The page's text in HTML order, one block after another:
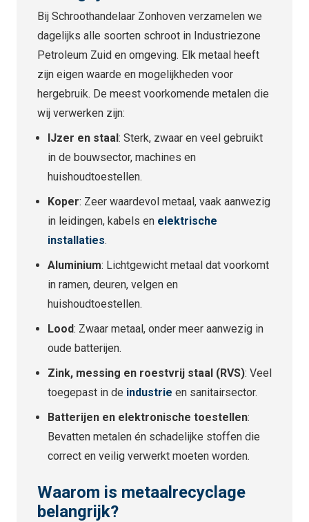
Bij Schroothandelaar Zonhoven verzamelen we
dagelijks alle soorten schroot in Industriezone
Petroleum Zuid en omgeving. Elk metaal heeft
zijn eigen waarde en mogelijkheden voor
hergebruik. De meest voorkomende metalen die
wij verwerken zijn:
IJzer en staal: Sterk, zwaar en veel gebruikt
in de bouwsector, machines en
huishoudtoestellen.
Koper: Zeer waardevol metaal, vaak aanwezig
in leidingen, kabels en elektrische
installaties.
Aluminium: Lichtgewicht metaal dat voorkomt
in ramen, deuren, velgen en
huishoudtoestellen.
Lood: Zwaar metaal, onder meer aanwezig in
oude batterijen.
Zink, messing en roestvrij staal (RVS): Veel
toegepast in de industrie en sanitairsector.
Batterijen en elektronische toestellen:
Bevatten metalen én schadelijke stoffen die
correct en veilig verwerkt moeten worden.
Waarom is metaalrecyclage
belangrijk?